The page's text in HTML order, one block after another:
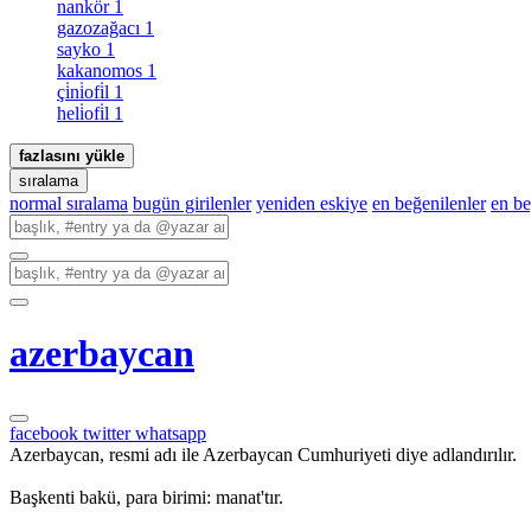
nankör 1
gazozağacı 1
sayko 1
kakanomos 1
çi̇ni̇ofi̇l 1
heli̇ofi̇l 1
fazlasını yükle
sıralama
normal sıralama bugün girilenler yeniden eskiye en beğenilenler en
azerbaycan
facebook twitterwhatsapp
Azerbaycan, resmi adı ile Azerbaycan Cumhuriyeti diye adlandırılır.
Başkenti bakü, para birimi: manat'tır.